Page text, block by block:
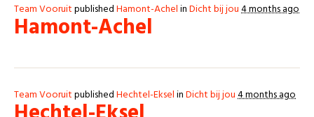
Team VooruitpublishedHamont-AchelinDicht bij jou4 months ago
Hamont-Achel
Team VooruitpublishedHechtel-EkselinDicht bij jou4 months ago